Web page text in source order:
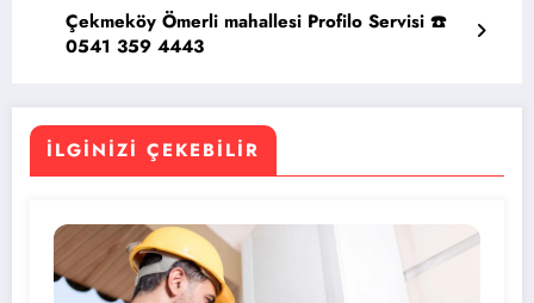
Çekmeköy Ömerli mahallesi Profilo Servisi ☎️
0541 359 4443
İLGINIZI ÇEKEBILIR